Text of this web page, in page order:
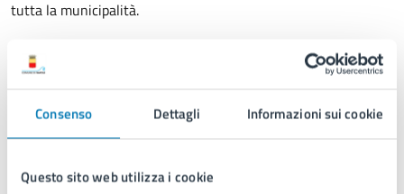
Consenso Dettagli Informazioni sui cookie
Questo sito web utilizza i cookie
tutta la municipalità.
assessorato.urbanistica@comune.napoli.it